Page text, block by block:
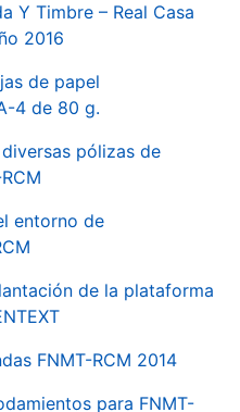
Y Timbre – Real Casa
2016
de papel
4 de 80 g.
pólizas de
entorno de
de la plataforma
FNMT-RCM 2014
para FNMT-